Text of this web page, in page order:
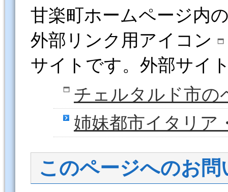
甘楽町ホームページ内
外部リンク用アイコン
サイトです。外部サイ
チェルタルド市の
姉妹都市イタリア
このページへのお問